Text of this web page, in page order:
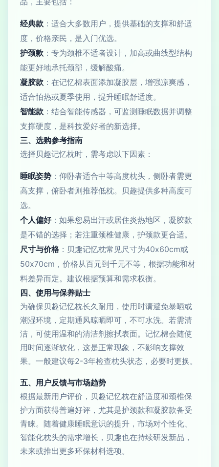
经典款 ：适合大多数用户，提供基础的支撑和舒适
度，价格亲民，是入门优选。
护颈款 ：专为颈椎不适者设计，加高或曲线型结构
能更好地承托颈部，缓解酸痛。
凝胶款 ：在记忆棉表面添加凝胶层，增强凉爽感，
适合怕热或夏季使用，提升睡眠舒适度。
智能款 ：结合智能传感器，可监测睡眠数据并调整
支撑硬度，是科技爱好者的新选择。
三、选购参考指南
选择贝趣记忆枕时，需考虑以下因素：
睡眠姿势 ：仰卧者适合中等高度枕头，侧卧者需更
高支撑，俯卧者则推荐低枕。贝趣提供多种高度可
选。
个人偏好：如果您易出汗或居住炎热地区，凝胶款
是不错的选择；若注重颈椎健康，护颈款更合适。
尺寸与价格 ：贝趣记忆枕常见尺寸为40x60cm或
50x70cm，价格从百元到千元不等，根据功能和材
料差异而定。建议根据预算和需求权衡。
四、使用与保养贴士
为确保贝趣记忆枕长久耐用，使用时请避免暴晒或
潮湿环境，定期通风晾晒即可，不可水洗。若需清
洁，可使用温和的清洁剂擦拭表面。记忆棉会随使
用时间逐渐软化，这是正常现象，不影响支撑效
果。一般建议每2-3年检查枕头状态，必要时更换。
五、用户反馈与市场趋势
根据最新用户评价，贝趣记忆枕在舒适度和颈椎保
护方面获得普遍好评，尤其是护颈款和凝胶款备受
青睐。随着健康睡眠意识的提升，市场对个性化、
智能化枕头的需求增长，贝趣也在持续研发新品，
未来或推出更多环保材料选项。